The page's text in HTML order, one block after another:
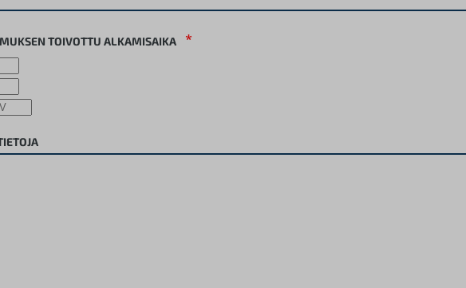
TOIVOTTU ALKAMISAIKA *